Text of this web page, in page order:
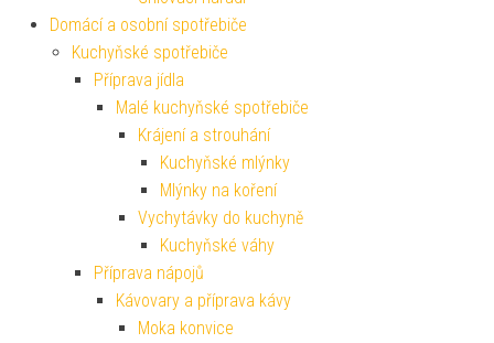
Domácí a osobní spotřebiče
Kuchyňské spotřebiče
Příprava jídla
Malé kuchyňské spotřebiče
Krájení a strouhání
Kuchyňské mlýnky
Mlýnky na koření
Vychytávky do kuchyně
Kuchyňské váhy
Příprava nápojů
Kávovary a příprava kávy
Moka konvice